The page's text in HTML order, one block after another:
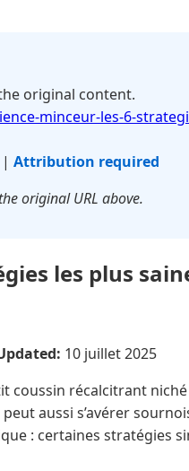
original content.
minceur-les-6-
| Attribution required
original URL above.
les plus
10 juillet 2025
coussin récalcitrant
aussi s’avérer
: certaines stratégies